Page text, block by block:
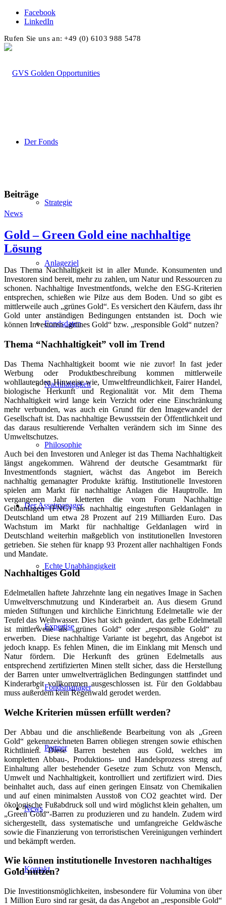
Facebook
LinkedIn
Rufen Sie uns an: +49 (0) 6103 988 5478
Der Fonds
Strategie
Anlageziel
Fondsdaten
Nachhaltigkeit
Philosophie
Der Assetmanager
Echte Unabhängigkeit
Expertise
Fondsmanager
Partner
News
Kontakt
Beiträge
News
Gold – Green Gold eine nachhaltige
Lösung
Das Thema Nachhaltigkeit ist in aller Munde. Konsumenten und
Investoren sind bereit, mehr zu zahlen, um Natur und Ressourcen zu
schonen. Nachhaltige Investmentfonds, welche den ESG-Kriterien
entsprechen, schießen wie Pilze aus dem Boden. Und so gibt es
mittlerweile auch „grünes Gold“. Es versichert den Käufern, dass ihr
Gold unter anständigen Bedingungen entstanden ist. Doch wie
können Investoren „grünes Gold“ bzw. „responsible Gold“ nutzen?
Thema “Nachhaltigkeit” voll im Trend
Das Thema Nachhaltigkeit boomt wie nie zuvor! In fast jeder
Werbung oder Produktbeschreibung kommen mittlerweile
wohllautenden Hinweise wie, Umweltfreundlichkeit, Fairer Handel,
biologische Herkunft und Regionalität vor. Mit dem Thema
Nachhaltigkeit wird lange kein Verzicht oder eine Einschränkung
mehr verbunden, was auch ein Grund für den Imagewandel der
Gesellschaft ist. Das nachhaltige Bewusstsein der Öffentlichkeit und
das daraus resultierende Verhalten verändern sich im Sinne des
Umweltschutzes.
Auch bei den Investoren und Anleger ist das Thema Nachhaltigkeit
längst angekommen. Während der deutsche Gesamtmarkt für
Investmentfonds stagniert, wächst das Angebot im Bereich
nachhaltig gemanagter Produkte kräftig. Institutionelle Investoren
spielen am Markt für nachhaltige Anlagen die Hauptrolle. Im
vergangenen Jahr kletterten die vom Forum Nachhaltige
Geldanlagen (FNG) als nachhaltig eingestuften Geldanlagen in
Deutschland um etwa 28 Prozent auf 219 Milliarden Euro. Das
Wachstum im Markt für nachhaltige Geldanlagen wird in
Deutschland weiterhin maßgeblich von institutionellen Investoren
getrieben. Sie stehen für knapp 93 Prozent aller nachhaltigen Fonds
und Mandate.
Nachhaltiges Gold
Edelmetallen haftete Jahrzehnte lang ein negatives Image in Sachen
Umweltverschmutzung und Kinderarbeit an. Aus diesem Grund
mieden Stiftungen und kirchliche Einrichtung Edelmetalle wie der
Teufel das Weihwasser. Dies hat sich geändert, das gelbe Edelmetall
ist mittlerweile als „grünes Gold“ oder „responsible Gold“ zu
erwerben. Diese nachhaltige Variante ist begehrt, das Angebot ist
jedoch knapp. Es fehlen Minen, die im Einklang mit Mensch und
Natur fördern. Die Herkunft des grünen Edelmetalls aus
entsprechend zertifizierten Minen stellt sicher, dass die Herstellung
der Barren unter umweltverträglichen Bedingungen stattfindet und
Kinderarbeit vollkommen ausgeschlossen ist. Für den Goldabbau
muss außerdem kein Regenwald gerodet werden.
Welche Kriterien müssen erfüllt werden?
Der Abbau und die anschließende Bearbeitung von als „Green
Gold“ gekennzeichneten Barren obliegen strengen sowie ethischen
Richtlinien. Diese Barren bestehen aus Gold, welches im
kompletten Abbau-, Produktions- und Handelsprozess streng auf
Einhaltung aller bestehender Gesetze zum Schutz von Mensch,
Umwelt und Nachhaltigkeit, kontrolliert und zertifiziert wird. Dies
beinhaltet auch, dass auf einen geringen Einsatz von Chemikalien
und auf einen minimalsten Ausstoß von CO2 geachtet wird. Der
ökologische Fußabdruck soll und wird möglichst klein gehalten, um
„Green Gold“-Barren zu produzieren und zu handeln. Zudem wird
sichergestellt, dass systematische und umfangreiche Geldwäsche
sowie die Finanzierung von terroristischen Vereinigungen verhindert
und bekämpft werden.
Wie können institutionelle Investoren nachhaltiges
Gold nutzen?
Die Investitionsmöglichkeiten, insbesondere für Volumina von über
1 Million Euro sind rar gesät, da das Angebot an „responsible Gold“